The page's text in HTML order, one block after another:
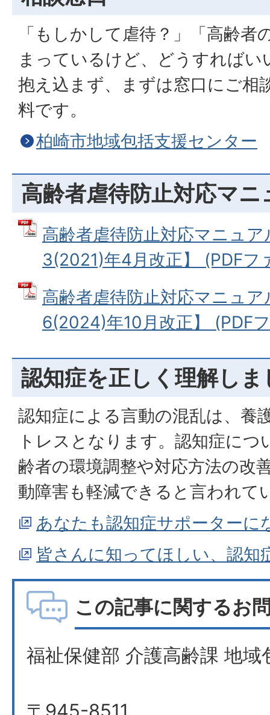
「もしかして虐待？」「高齢
まっているけど、どうすればい
抱え込まず、まずは窓口にご相
料です。
柏崎市地域包括支援センター
高齢者虐待防止対応マニ
高齢者虐待防止対応マニュ
3(2021)年4月改正】 (PDFフ
高齢者虐待防止対応マニュ
6(2024)年10月改正】 (PDF
認知症を正しく理解しま
認知症による言動の混乱は、養
トレスとなります。認知症につ
齢者の環境調整や対応方法の改
動障害も軽減できると言われて
あなたも認知症サポーターに
皆さんに知ってほしい、認知
この記事に関するお
福祉保健部 介護高齢課 地域
〒945-8511